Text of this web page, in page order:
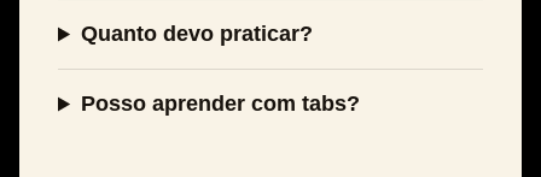
Quanto devo praticar?
Posso aprender com tabs?